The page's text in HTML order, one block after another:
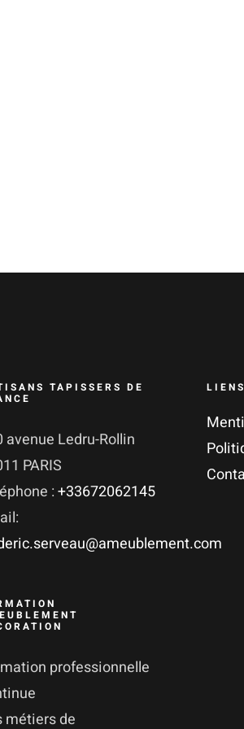
TAPISSERS DE
avenue Ledru-Rollin
PARIS
:+33672062145
professionnelle
métiers de